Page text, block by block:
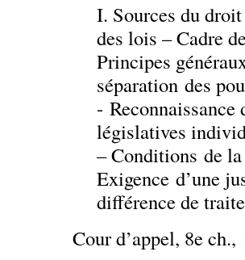
I. Sources du
des lois – Cadre
Principes
séparation des
- Reconnaissance
législatives
– Conditions de
Exigence d’une
différence de
Cour d’appel, 8e